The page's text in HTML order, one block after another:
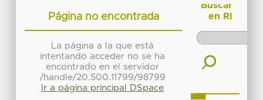
Página no encontrada
La página a la que está
intentando acceder no se ha
encontrado en el servidor
/handle/20.500.11799/98799
Ir a página principal DSpace
Buscar
en RI